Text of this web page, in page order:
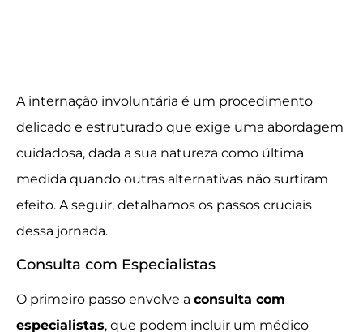
A internação involuntária é um procedimento
delicado e estruturado que exige uma abordagem
cuidadosa, dada a sua natureza como última
medida quando outras alternativas não surtiram
efeito. A seguir, detalhamos os passos cruciais
dessa jornada.
Consulta com Especialistas
O primeiro passo envolve a consulta com
especialistas, que podem incluir um médico